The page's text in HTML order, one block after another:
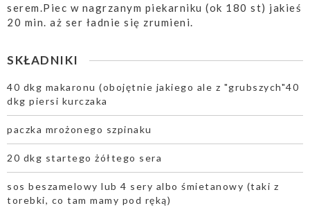
serem.Piec w nagrzanym piekarniku (ok 180 st) jakieś
20 min. aż ser ładnie się zrumieni.
SKŁADNIKI
40 dkg makaronu (obojętnie jakiego ale z "grubszych"40
dkg piersi kurczaka
paczka mrożonego szpinaku
20 dkg startego żółtego sera
sos beszamelowy lub 4 sery albo śmietanowy (taki z
torebki, co tam mamy pod ręką)